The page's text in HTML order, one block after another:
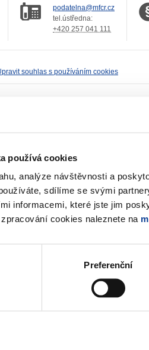
používá cookies
analýze návštěvnosti a
sdílíme se svými
informacemi, které jste jim
cookies naleznete na
Preferenční
podatelna@mfcr.cz
tel.ústředna:
+420 257 041 111
souhlas s používáním cookies